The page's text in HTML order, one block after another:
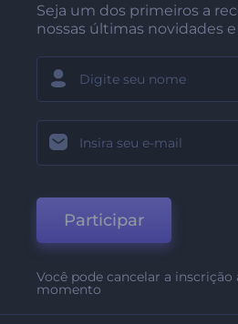
Seja um dos primeiros a
nossas últimas novidades
Participar
Você pode cancelar a inscrição
momento